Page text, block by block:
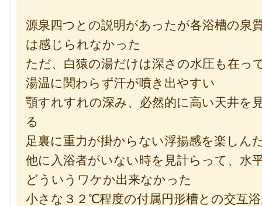
源泉四つとの説明があったが各浴槽の泉
は感じられなかった
ただ、白猿の湯だけは深さの水圧も在っ
湯温に関わらず汗が噴き出やすい
顎すれすれの深み、必然的に高い天井を
る
足裏に重力が掛からない浮揚感を楽しん
他に入浴者がいない時を見計らって、水
どういうワケか出来なかった
小さな３２℃程度の付属円形槽との交互